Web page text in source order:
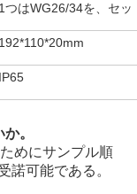
1つはWG26/34を、セッ
192*110*20mm
IP65
。
めにサンプル順
諾可能である。